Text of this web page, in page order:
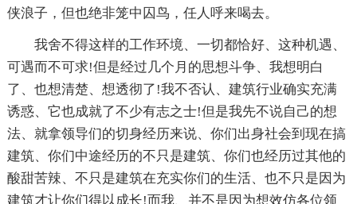
侠浪子，但也绝非笼中囚鸟，任人呼来喝去。
我舍不得这样的工作环境、一切都恰好、这种机遇、
可遇而不可求!但是经过几个月的思想斗争、我想明白
了、也想清楚、想透彻了!我不否认、建筑行业确实充满
诱惑、它也成就了不少有志之士!但是我先不说自己的想
法、就拿领导们的切身经历来说、你们出身社会到现在搞
建筑、你们中途经历的不只是建筑、你们也经历过其他的
酸甜苦辣、不只是建筑在充实你们的生活、也不只是因为
建筑才让你们得以成长!而我、并不是因为想效仿各位领